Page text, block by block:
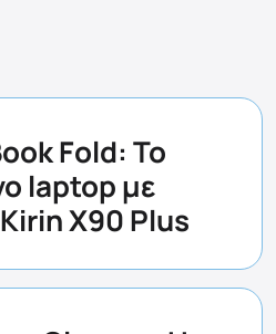
Fold: Το
laptop με
X90 Plus